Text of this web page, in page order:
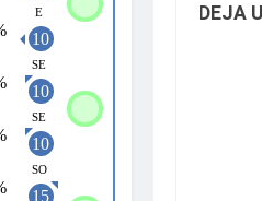
DEJA